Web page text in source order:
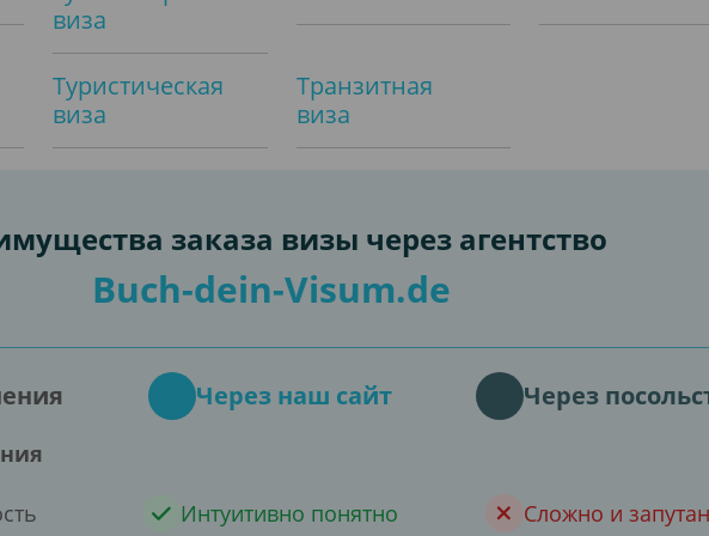
виза
Туристическая
виза
Транзитная
виза
заказа визы через агентство
Buch-dein-Visum.de
Через наш сайт Через
Интуитивно понятно Сложно и